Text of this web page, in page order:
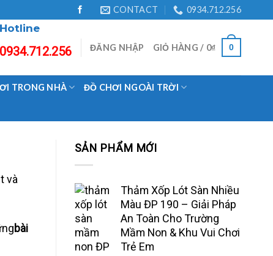
CONTACT 0934.712.256
Hotline
0934.712.256 ĐĂNG NHẬP GIỎ HÀNG / 0₫ 0
TRONG NHÀ ĐỒ CHƠI NGOÀI TRỜI
và
bài
SẢN PHẨM MỚI
Thảm Xốp Lót Sàn Nhiều
Màu ĐP 190 – Giải Pháp
An Toàn Cho Trường
Mầm Non & Khu Vui Chơi
Trẻ Em